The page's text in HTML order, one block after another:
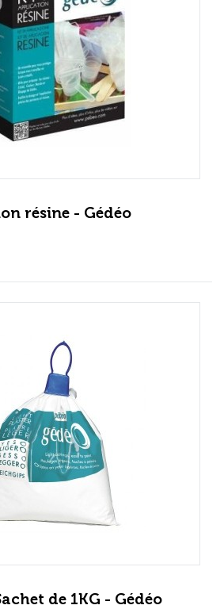
résine - Gédéo
de 1KG - Gédéo